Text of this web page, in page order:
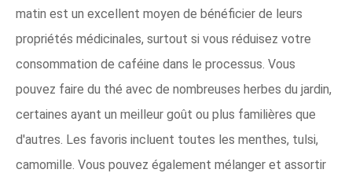
matin est un excellent moyen de bénéficier de leurs
propriétés médicinales, surtout si vous réduisez votre
consommation de caféine dans le processus. Vous
pouvez faire du thé avec de nombreuses herbes du jardin,
certaines ayant un meilleur goût ou plus familières que
d'autres. Les favoris incluent toutes les menthes, tulsi,
camomille. Vous pouvez également mélanger et assortir